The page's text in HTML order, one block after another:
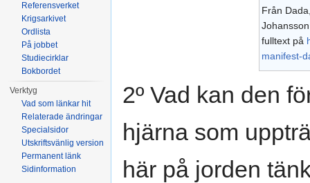
Från
fulltext på
manifest-
2º Vad kan den
hjärna som
här på jorden
Referensverket
Krigsarkivet
Ordlista
På jobbet
Studiecirklar
Bokbordet
Verktyg
Vad som länkar hit
Relaterade ändringar
Specialsidor
Utskriftsvänlig version
Permanent länk
Sidinformation